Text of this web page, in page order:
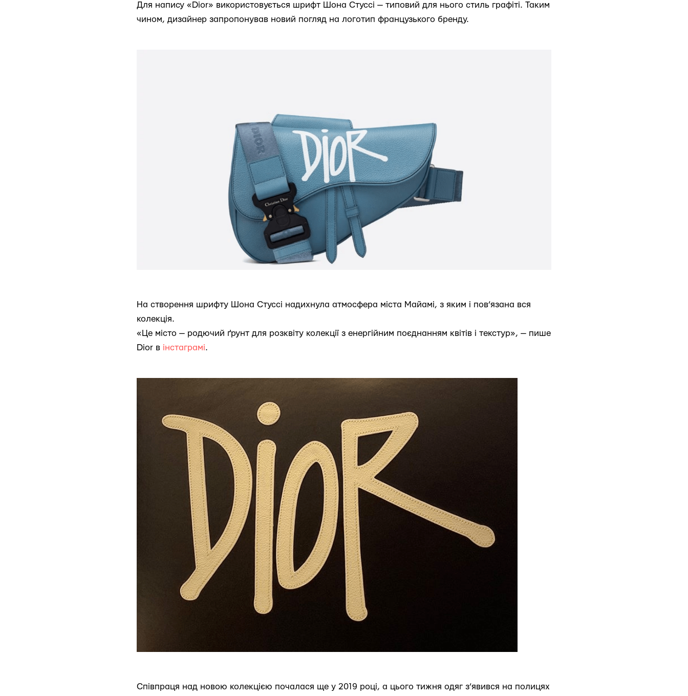
Для напису «Dior» використовується шрифт Шона Стуссі — типовий для нього стиль графіті. Таким
чином, дизайнер запропонував новий погляд на логотип французького бренду.
На створення шрифту Шона Стуссі надихнула атмосфера міста Майамі, з яким і пов’язана вся
колекція.
«Це місто — родючий ґрунт для розквіту колекції з енергійним поєднанням квітів і текстур», — пише
Dior в інстаграмі.
Співпраця над новою колекцією почалася ще у 2019 році, а цього тижня одяг з’явився на полицях